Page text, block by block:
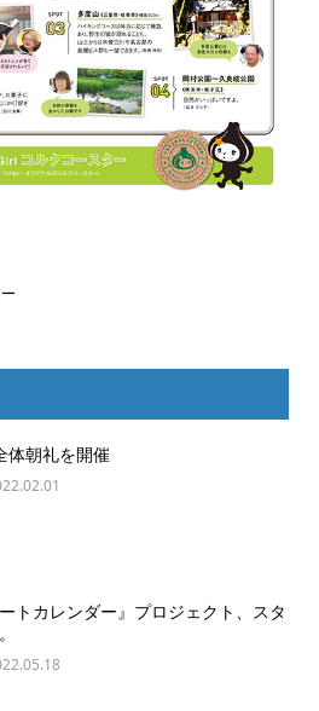
体朝礼を開催
ートカレンダー』プロジェクト、スタ